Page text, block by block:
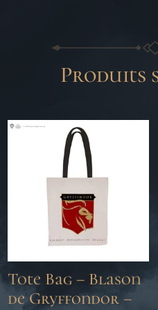
Produits
Tote Bag – Blason
de Gryffondor –